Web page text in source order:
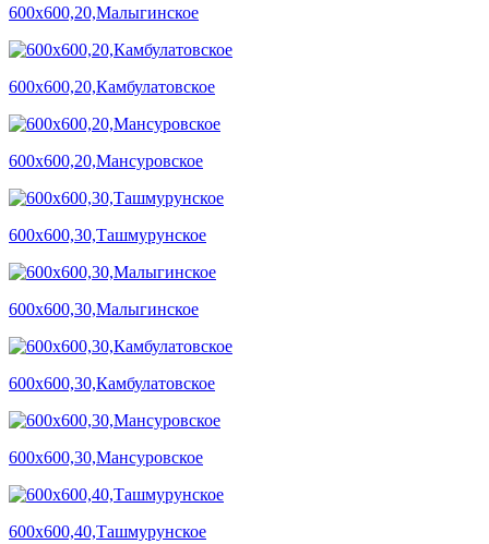
600х600,20,Малыгинское
600х600,20,Камбулатовское
600х600,20,Мансуровское
600х600,30,Ташмурунское
600х600,30,Малыгинское
600х600,30,Камбулатовское
600х600,30,Мансуровское
600х600,40,Ташмурунское